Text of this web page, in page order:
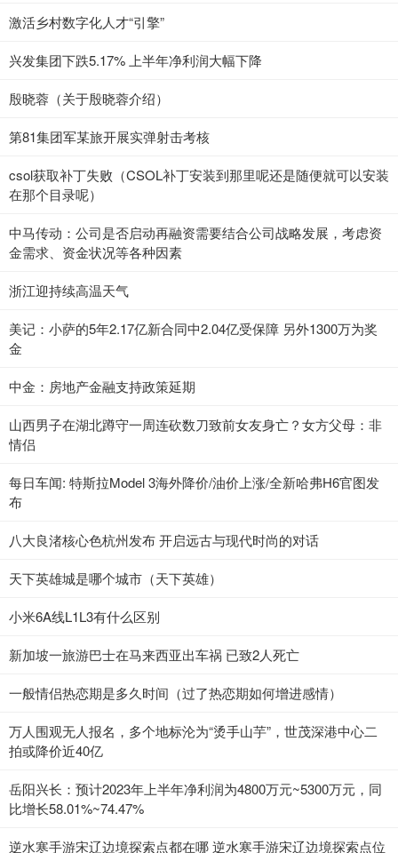
激活乡村数字化人才“引擎”
兴发集团下跌5.17% 上半年净利润大幅下降
殷晓蓉（关于殷晓蓉介绍）
第81集团军某旅开展实弹射击考核
csol获取补丁失败（CSOL补丁安装到那里呢还是随便就可以安装
在那个目录呢）
中马传动：公司是否启动再融资需要结合公司战略发展，考虑资
金需求、资金状况等各种因素
浙江迎持续高温天气
美记：小萨的5年2.17亿新合同中2.04亿受保障 另外1300万为奖
金
中金：房地产金融支持政策延期
山西男子在湖北蹲守一周连砍数刀致前女友身亡？女方父母：非
情侣
每日车闻: 特斯拉Model 3海外降价/油价上涨/全新哈弗H6官图发
布
八大良渚核心色杭州发布 开启远古与现代时尚的对话
天下英雄城是哪个城市（天下英雄）
小米6A线L1L3有什么区别
新加坡一旅游巴士在马来西亚出车祸 已致2人死亡
一般情侣热恋期是多久时间（过了热恋期如何增进感情）
万人围观无人报名，多个地标沦为“烫手山芋”，世茂深港中心二
拍或降价近40亿
岳阳兴长：预计2023年上半年净利润为4800万元~5300万元，同
比增长58.01%~74.47%
逆水寒手游宋辽边境探索点都在哪 逆水寒手游宋辽边境探索点位